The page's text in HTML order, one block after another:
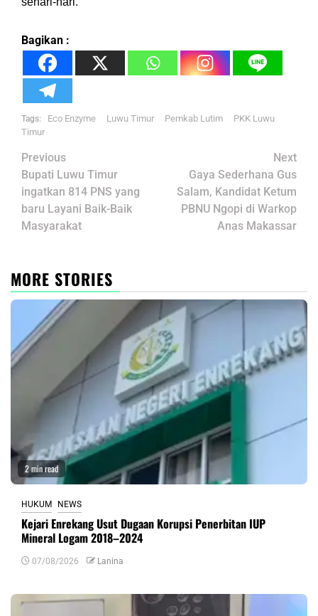
Bagikan :
Tags: Eco Enzyme Luwu Timur Pemkab Lutim
PKK Luwu
Timur
Post
navigation
Previous
Bupati Luwu Timur
ingatkan 814 PNS yang
baru Layani Baik-Baik
Masyarakat
Next
Gaya Sederhana Gus
Salam, Kandidat Ketum
PBNU Ngopi di Warkop
Anas Makassar
MORE STORIES
2 min read
HUKUM NEWS
Kejari Enrekang Usut Dugaan Korupsi Penerbitan IUP
Mineral Logam 2018–2024
07/08/2026 Lanina